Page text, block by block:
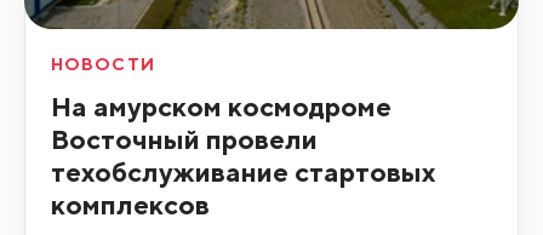
НОВОСТИ
На амурском космодроме
Восточный провели
техобслуживание стартовых
комплексов